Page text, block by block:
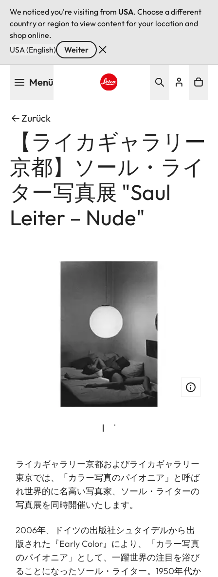
We noticed you're visiting from USA. Choose a different
country or region to view content for your location and
shop online.
USA (English)
Weiter
Menü
Zurück
【ライカギャラリー
京都】ソール・ライ
ター写真展 "Saul
Leiter – Nude"
ライカギャラリー京都およびライカギャラリー
東京では、「カラー写真のパイオニア」と呼ば
れ世界的に名高い写真家、ソール・ライターの
写真展を同時開催いたします。
2006年、ドイツの出版社シュタイデルから出
版された『Early Color』により、「カラー写真
のパイオニア」として、一躍世界の注目を浴び
ることになったソール・ライター。1950年代か